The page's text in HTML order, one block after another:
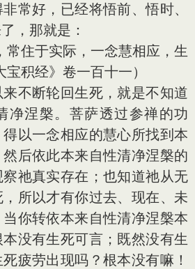
常好，已经将悟前、悟时、
，那就是：
住于实际，一念慧相应，生
积经》卷一百十一）
断轮回生死，就是不知道
净涅槃。菩萨透过参禅的功
以一念相应的慧心所找到本
后依此本来自性清净涅槃的
祂真实存在；也知道祂从无
所以才有你过去、现在、未
你转依本来自性清净涅槃本
没有生死可言；既然没有生
疲劳出现吗？根本没有嘛！